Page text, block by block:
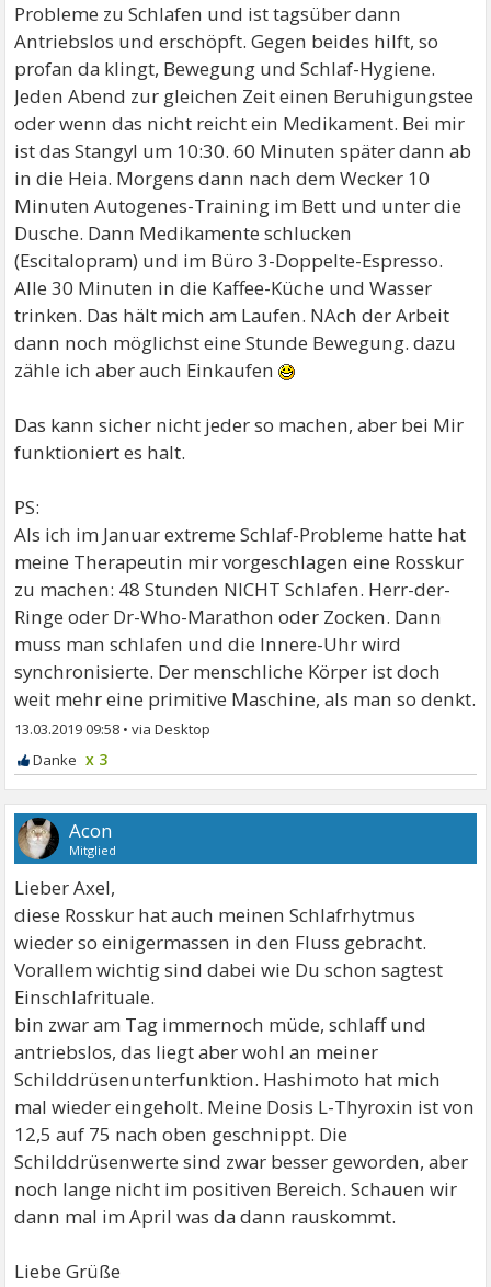
Probleme zu Schlafen und ist tagsüber dann
Antriebslos und erschöpft. Gegen beides hilft, so
profan da klingt, Bewegung und Schlaf-Hygiene.
Jeden Abend zur gleichen Zeit einen Beruhigungstee
oder wenn das nicht reicht ein Medikament. Bei mir
ist das Stangyl um 10:30. 60 Minuten später dann ab
in die Heia. Morgens dann nach dem Wecker 10
Minuten Autogenes-Training im Bett und unter die
Dusche. Dann Medikamente schlucken
(Escitalopram) und im Büro 3-Doppelte-Espresso.
Alle 30 Minuten in die Kaffee-Küche und Wasser
trinken. Das hält mich am Laufen. NAch der Arbeit
dann noch möglichst eine Stunde Bewegung. dazu
zähle ich aber auch Einkaufen
Das kann sicher nicht jeder so machen, aber bei Mir
funktioniert es halt.
PS:
Als ich im Januar extreme Schlaf-Probleme hatte hat
meine Therapeutin mir vorgeschlagen eine Rosskur
zu machen: 48 Stunden NICHT Schlafen. Herr-der-
Ringe oder Dr-Who-Marathon oder Zocken. Dann
muss man schlafen und die Innere-Uhr wird
synchronisierte. Der menschliche Körper ist doch
weit mehr eine primitive Maschine, als man so denkt.
13.03.2019 09:58 •
x 3
Acon
Mitglied
Lieber Axel,
diese Rosskur hat auch meinen Schlafrhytmus
wieder so einigermassen in den Fluss gebracht.
Vorallem wichtig sind dabei wie Du schon sagtest
Einschlafrituale.
bin zwar am Tag immernoch müde, schlaff und
antriebslos, das liegt aber wohl an meiner
Schilddrüsenunterfunktion. Hashimoto hat mich
mal wieder eingeholt. Meine Dosis L-Thyroxin ist von
12,5 auf 75 nach oben geschnippt. Die
Schilddrüsenwerte sind zwar besser geworden, aber
noch lange nicht im positiven Bereich. Schauen wir
dann mal im April was da dann rauskommt.
Liebe Grüße